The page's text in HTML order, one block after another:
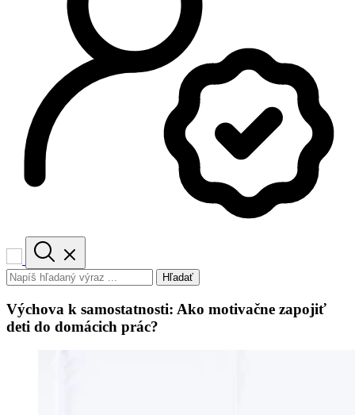
Hľadať
Výchova k samostatnosti: Ako motivačne zapojiť
deti do domácich prác?